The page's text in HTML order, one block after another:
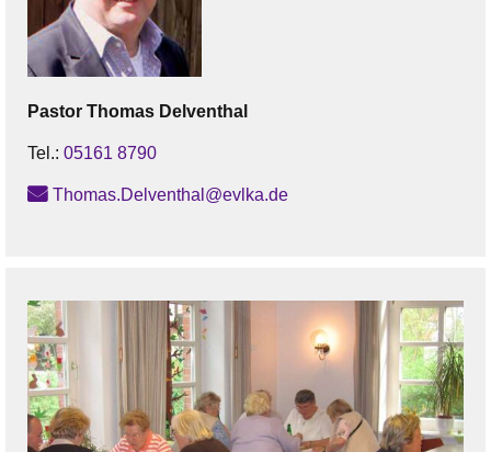
Pastor Thomas Delventhal
Tel.: 05161 8790
Thomas.Delventhal@evlka.de